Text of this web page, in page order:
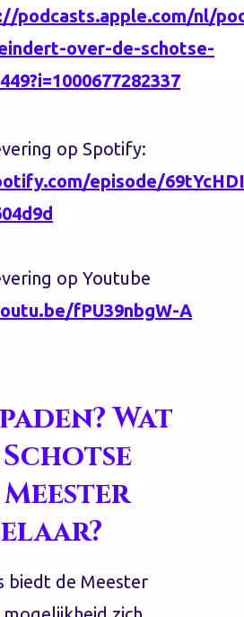
podcasts.apple.com/nl/
over-de-schotse-
op Spotify:
episode/
op Youtube
fPU39nbgW-A
Wat
biedt de Meester